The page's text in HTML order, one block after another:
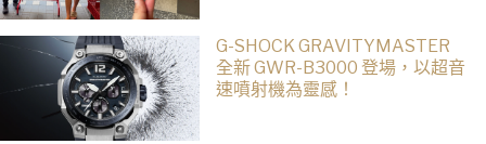
G-SHOCK GRAVITYMASTER
全新 GWR-B3000 登場，以超音
速噴射機為靈感！